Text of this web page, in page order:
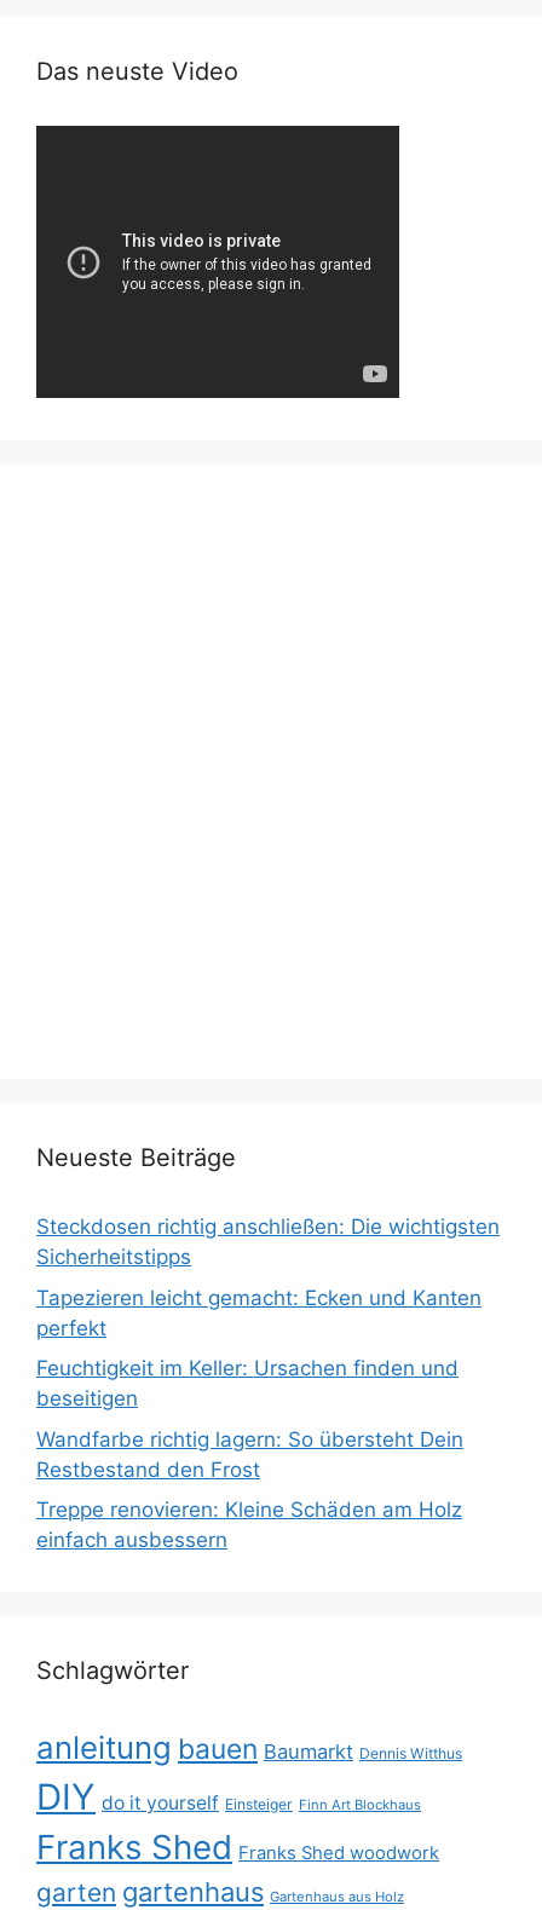
Das neuste Video
Neueste Beiträge
Steckdosen richtig anschließen: Die wichtigsten
Sicherheitstipps
Tapezieren leicht gemacht: Ecken und Kanten
perfekt
Feuchtigkeit im Keller: Ursachen finden und
beseitigen
Wandfarbe richtig lagern: So übersteht Dein
Restbestand den Frost
Treppe renovieren: Kleine Schäden am Holz
einfach ausbessern
Schlagwörter
anleitung bauen Baumarkt Dennis Witthus
DIY do it yourself Einsteiger Finn Art Blockhaus
Franks Shed Franks Shed woodwork
garten gartenhaus Gartenhaus aus Holz